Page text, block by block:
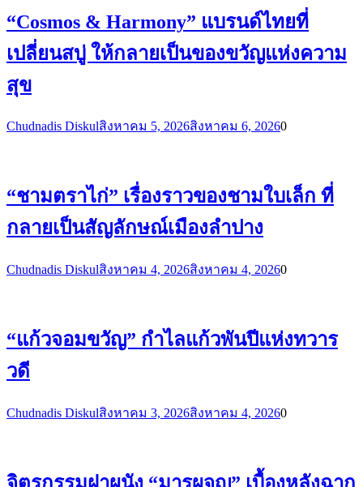
“Cosmos & Harmony” แบรนด์ไทยที่
เปลี่ยนสบู่ ให้กลายเป็นของขวัญแห่งความ
สุข
Chudnadis Diskulสิงหาคม 5, 2026สิงหาคม 6, 20260
“ชามตราไก่” เรื่องราวของชามใบเล็ก ที่
กลายเป็นสัญลักษณ์เมืองลำปาง
Chudnadis Diskulสิงหาคม 4, 2026สิงหาคม 4, 20260
“แก้วจอมขวัญ” กำไลแก้วพันปีแห่งทวาร
วดี
Chudnadis Diskulสิงหาคม 3, 2026สิงหาคม 4, 20260